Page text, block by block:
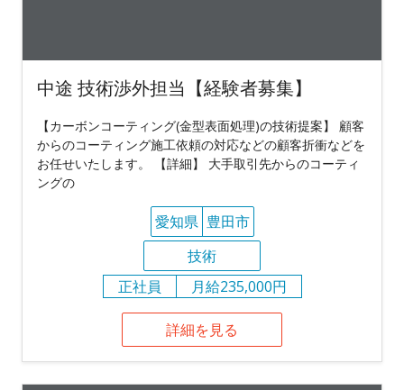
中途 技術渉外担当【経験者募集】
【カーボンコーティング(金型表面処理)の技術提案】 顧客
からのコーティング施工依頼の対応などの顧客折衝などを
お任せいたします。 【詳細】 大手取引先からのコーティ
ングの
愛知県 豊田市
技術
正社員
月給235,000円
詳細を見る